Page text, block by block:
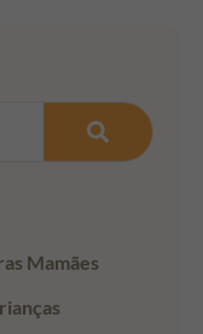
Mamães